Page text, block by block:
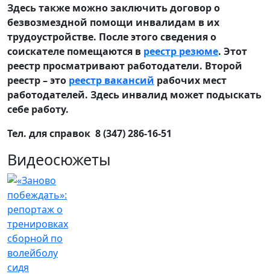
Здесь также можно заключить договор о
безвозмездной помощи инвалидам в их
трудоустройстве. После этого сведения о
соискателе помещаются в реестр резюме. Этот
реестр просматривают работодатели. Второй
реестр – это реестр вакансий рабочих мест
работодателей. Здесь инвалид может подыскать
себе работу.
Тел. для справок 8 (347) 286-16-51
Видеосюжеты